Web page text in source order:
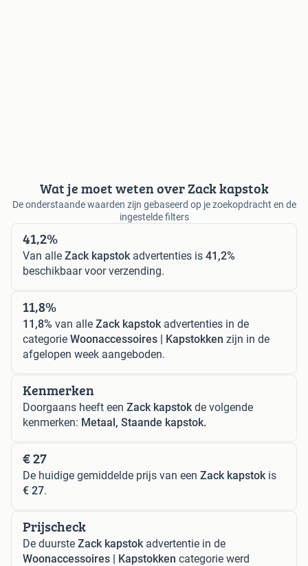
Wat je moet weten over Zack kapstok
De onderstaande waarden zijn gebaseerd op je zoekopdracht en de
ingestelde filters
41,2%
Van alle Zack kapstok advertenties is 41,2%
beschikbaar voor verzending.
11,8%
11,8% van alle Zack kapstok advertenties in de
categorie Woonaccessoires | Kapstokken zijn in de
afgelopen week aangeboden.
Kenmerken
Doorgaans heeft een Zack kapstok de volgende
kenmerken: Metaal, Staande kapstok.
€ 27
De huidige gemiddelde prijs van een Zack kapstok is
€ 27.
Prijscheck
De duurste Zack kapstok advertentie in de
Woonaccessoires | Kapstokken categorie werd